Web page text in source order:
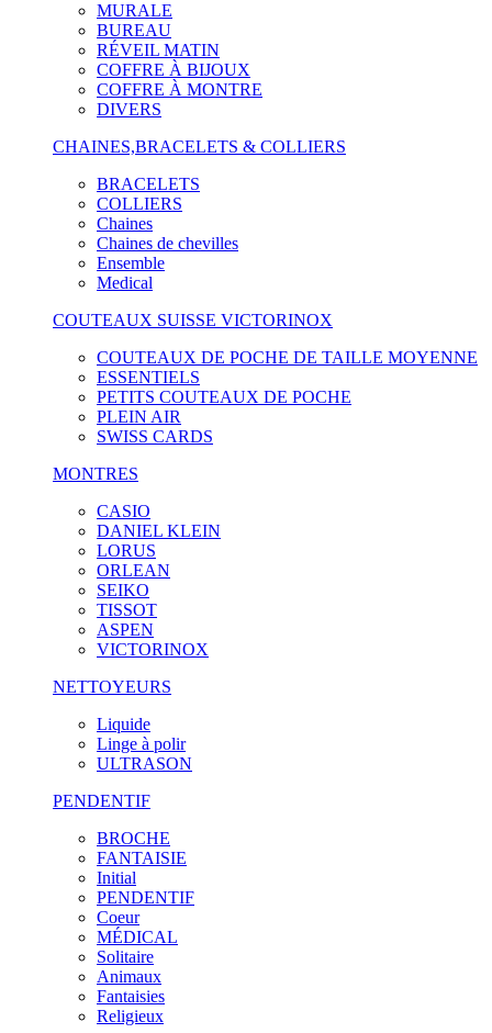
MURALE
BUREAU
RÉVEIL MATIN
COFFRE À BIJOUX
COFFRE À MONTRE
DIVERS
CHAINES,BRACELETS & COLLIERS
BRACELETS
COLLIERS
Chaines
Chaines de chevilles
Ensemble
Medical
COUTEAUX SUISSE VICTORINOX
COUTEAUX DE POCHE DE TAILLE MOYENNE
ESSENTIELS
PETITS COUTEAUX DE POCHE
PLEIN AIR
SWISS CARDS
MONTRES
CASIO
DANIEL KLEIN
LORUS
ORLEAN
SEIKO
TISSOT
ASPEN
VICTORINOX
NETTOYEURS
Liquide
Linge à polir
ULTRASON
PENDENTIF
BROCHE
FANTAISIE
Initial
PENDENTIF
Coeur
MÉDICAL
Solitaire
Animaux
Fantaisies
Religieux